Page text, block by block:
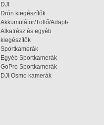
DJI
Drón kiegészítők
Akkumulátor/Töltő/Adapter
Alkatrész és egyéb
kiegészítők
Sportkamerák
Egyéb Sportkamerák
GoPro Sportkamerák
DJI Osmo kamerák